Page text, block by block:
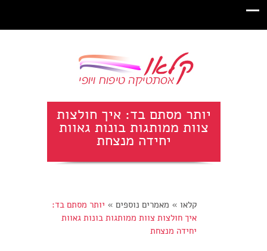
יותר מסתם בד: איך חולצות
צוות ממותגות בונות גאוות
יחידה מנצחת
קלאו » מאמרים נוספים » יותר מסתם בד:
איך חולצות צוות ממותגות בונות גאוות
יחידה מנצחת